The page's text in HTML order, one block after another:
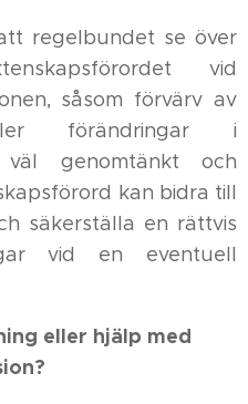
regelbundet se över
vid
såsom förvärv av
förändringar i
väl genomtänkt och
kan bidra till
säkerställa en rättvis
vid en eventuell
eller hjälp med